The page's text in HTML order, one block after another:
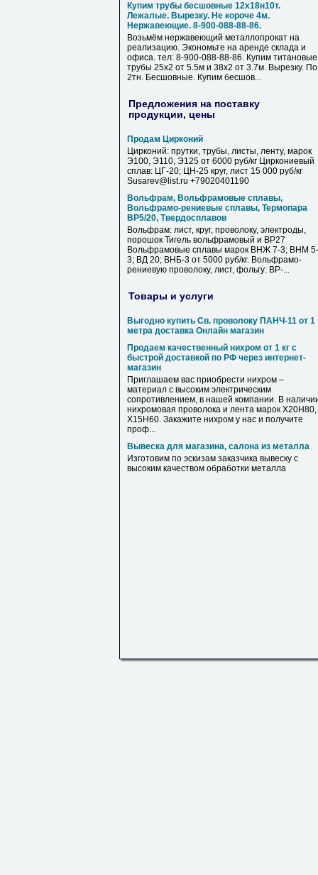
Купим трубы бесшовные 12х18н10т.
Лежалые. Вырезку. Не короче 4м.
Нержавеющие. 8-900-088-88-86.
Возьмём нержавеющий металлопрокат на
реализацию. Экономьте на аренде склада и
офиса. тел: 8-900-088-88-86. Купим титановые
трубы 25х2 от 5.5м и 38х2 от 3.7м. Вырезку. По
2тн. Бесшовные. Купим бесшов...
Предложения на поставку
продукции, цены
Продам Цирконий
Цирконий: прутки, трубы, листы, ленту, марок
Э100, Э110, Э125 от 6000 руб/кг Циркониевый
сплав: ЦГ-20; ЦН-25 круг, лист 15 000 руб/кг
Susarev@list.ru +79020401190
Вольфрам, Вольфрамовые сплавы,
Вольфрамо-рениевые сплавы, Термопара
ВР5/20, Твердосплавов
Вольфрам: лист, круг, проволоку, электроды,
порошок Тигель вольфрамовый и ВР27
Вольфрамовые сплавы марок ВНЖ 7-3; ВНМ 5-
3; ВД 20; ВНБ-3 от 5000 руб/кг. Вольфрамо-
рениевую проволоку, лист, фольгу: ВР-...
Товары и услуги
Выгодно купить Св. проволоку ПАНЧ-11 от 1
метра доставка Онлайн магазин
Продаем качественный нихром от 1 кг с
быстрой доставкой по РФ через интернет-
магазин
Приглашаем вас приобрести нихром –
материал с высоким электрическим
сопротивлением, в нашей компании. В
нихромовая проволока и лента марок Х20Н80,
Х15Н60. Закажите нихром у нас и получите
проф...
Вывеска для магазина, салона из металла
Изготовим по эскизам заказчика вывеску с
высоким качеством обработки металла